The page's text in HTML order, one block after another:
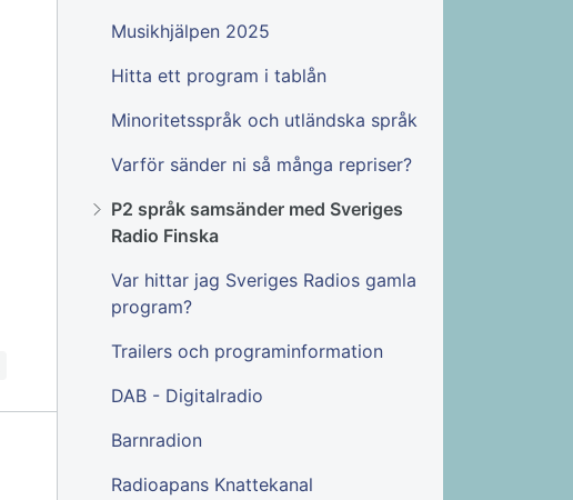
Musikhjälpen 2025
Hitta ett program i tablån
Minoritetsspråk och utländska språk
Varför sänder ni så många repriser?
P2 språk samsänder med Sveriges
Radio Finska
Var hittar jag Sveriges Radios gamla
program?
Trailers och programinformation
DAB - Digitalradio
Barnradion
Radioapans Knattekanal